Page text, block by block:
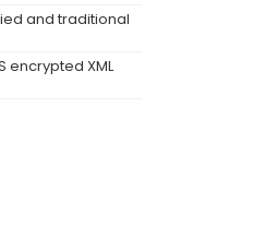
and traditional
encrypted XML